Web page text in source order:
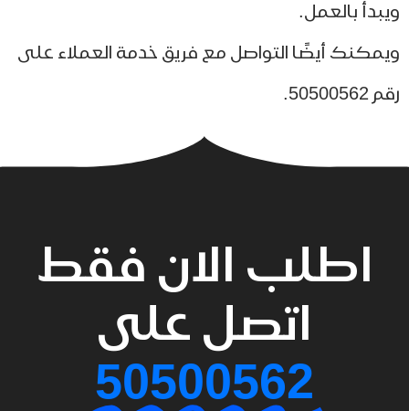
بالعمل.
أيضًا التواصل مع فريق خدمة العملاء على
اطلب الان فقط
اتصل على
50500562